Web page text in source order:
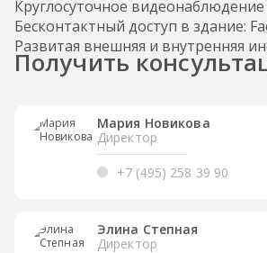
Круглосуточное
Бесконтактный доступ в здание:
Развитая внешняя и внутренняя
Получить
Мария Новикова
Директор
+7 (495) 258 39 90
Элина Степная
Директор